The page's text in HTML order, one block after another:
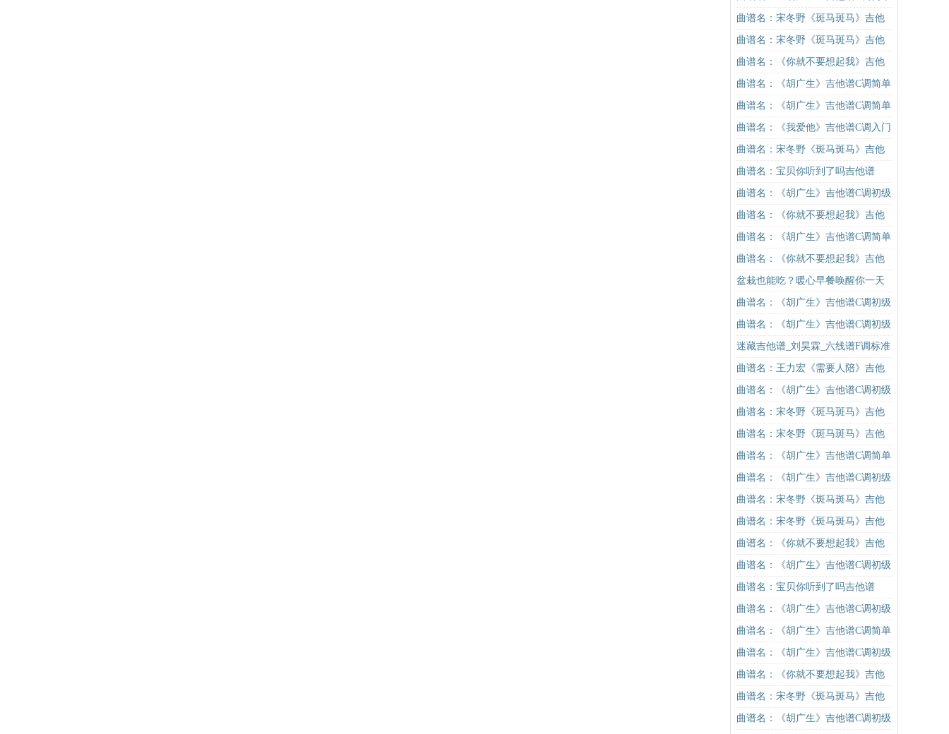
版（酷音小伟吉他弹唱教学）吉他
谱
曲谱名：宋冬野《斑马斑马》吉他
谱G调初级进阶版（酷音小伟吉他教
学）吉他谱
曲谱名：宋冬野《斑马斑马》吉他
谱C调简单版（酷音小伟吉他教学）
吉他谱
曲谱名：《你就不要想起我》吉他
谱C调简单版吉他谱
曲谱名：《胡广生》吉他谱C调简单
版（酷音小伟吉他弹唱教学）吉他
谱
曲谱名：《胡广生》吉他谱C调简单
版（酷音小伟吉他弹唱教学）吉他
谱
曲谱名：《我爱他》吉他谱C调入门
版 抖音热曲 丁当 高音教编配吉他
谱
曲谱名：宋冬野《斑马斑马》吉他
谱G调初级进阶版（酷音小伟吉他教
学）吉他谱
曲谱名：宝贝你听到了吗吉他谱
曲谱名：《胡广生》吉他谱C调初级
进阶版（酷音小伟吉他弹唱教学）
吉他谱
曲谱名：《你就不要想起我》吉他
谱C调简单版吉他谱
曲谱名：《胡广生》吉他谱C调简单
版（酷音小伟吉他弹唱教学）吉他
谱
曲谱名：《你就不要想起我》吉他
谱C调简单版吉他谱
盆栽也能吃？暖心早餐唤醒你一天
的活力！
曲谱名：《胡广生》吉他谱C调初级
进阶版（酷音小伟吉他弹唱教学）
吉他谱
曲谱名：《胡广生》吉他谱C调初级
进阶版（酷音小伟吉他弹唱教学）
吉他谱
迷藏吉他谱_刘昊霖_六线谱F调标准
版
曲谱名：王力宏《需要人陪》吉他
谱C调原版（酷音小伟吉他教学）吉
他谱
曲谱名：《胡广生》吉他谱C调初级
进阶版（酷音小伟吉他弹唱教学）
吉他谱
曲谱名：宋冬野《斑马斑马》吉他
谱G调初级进阶版（酷音小伟吉他教
学）吉他谱
曲谱名：宋冬野《斑马斑马》吉他
谱C调简单版（酷音小伟吉他教学）
吉他谱
曲谱名：《胡广生》吉他谱C调简单
版（酷音小伟吉他弹唱教学）吉他
谱
曲谱名：《胡广生》吉他谱C调初级
进阶版（酷音小伟吉他弹唱教学）
吉他谱
曲谱名：宋冬野《斑马斑马》吉他
谱C调简单版（酷音小伟吉他教学）
吉他谱
曲谱名：宋冬野《斑马斑马》吉他
谱C调简单版（酷音小伟吉他教学）
吉他谱
曲谱名：《你就不要想起我》吉他
谱C调简单版吉他谱
曲谱名：《胡广生》吉他谱C调初级
进阶版（酷音小伟吉他弹唱教学）
吉他谱
曲谱名：宝贝你听到了吗吉他谱
曲谱名：《胡广生》吉他谱C调初级
进阶版（酷音小伟吉他弹唱教学）
吉他谱
曲谱名：《胡广生》吉他谱C调简单
版（酷音小伟吉他弹唱教学）吉他
谱
曲谱名：《胡广生》吉他谱C调初级
进阶版（酷音小伟吉他弹唱教学）
吉他谱
曲谱名：《你就不要想起我》吉他
谱C调简单版吉他谱
曲谱名：宋冬野《斑马斑马》吉他
谱C调简单版（酷音小伟吉他教学）
曲谱名：《胡广生》吉他谱C调初级